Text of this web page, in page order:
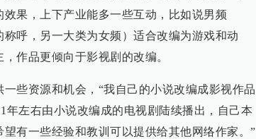
果，上下产业能多一些互动，比如说男频
称呼，另一大类为女频）适合改编为游戏和动
作品更倾向于影视剧的改编。
些资源和机会，“我自己的小说改编成影视作品
年左右由小说改编成的电视剧陆续播出，自己本
有一些经验和教训可以提供给其他网络作家。”